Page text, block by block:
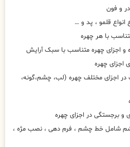
و فون
انواع قلمو ، پد و …
با هر چهره
و اجزای چهره متناسب با سبک آرایش
اجزای چهره
اجزای مختلف چهره (لب، چشم،گونه،
و برجستگی در اجزای چهره
شامل خط چشم ، فرم دهی ، نصب مژه ،